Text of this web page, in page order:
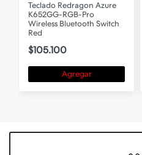
Teclado Redragon Azure
K652GG-RGB-Pro
Wireless Bluetooth Switch
Red
$105.100
Agregar